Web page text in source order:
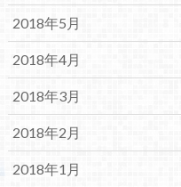
2018年5月
2018年4月
2018年3月
2018年2月
2018年1月